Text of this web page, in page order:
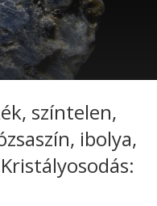
színtelen,
ibolya,